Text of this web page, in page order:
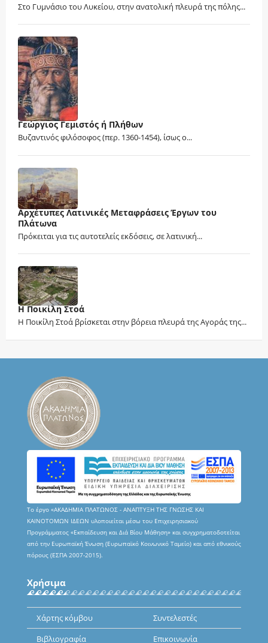
Στο Γυμνάσιο του Λυκείου, στην ανατολική πλευρά της πόλης...
Γεώργιος Γεμιστός ή Πλήθων
Βυζαντινός φιλόσοφος (περ. 1360-1454), ίσως ο...
Αρχέτυπες Λατινικές Μεταφράσεις Έργων του
Πλάτωνα
Πρόκειται για τις αυτοτελείς εκδόσεις, σε λατινική...
Η Ποικίλη Στοά
Η Ποικίλη Στοά βρίσκεται στην βόρεια πλευρά της Αγοράς της...
Το έργο «ΑΚΑΔΗΜΙΑ ΠΛΑΤΩΝΟΣ - ΑΝΑΠΤΥΞΗ ΤΗΣ ΓΝΩΣΗΣ ΚΑΙ
ΚΑΙΝΟΤΟΜΩΝ ΙΔΕΩΝ υλοποιείται μέσω του Επιχειρησιακού
Προγράμματος «Εκπαίδευση και Διά Βίου Μάθηση» και συγχρηματοδοτείται
από την Ευρωπαϊκή Ένωση (Ευρωπαϊκό Κοινωνικό Ταμείο) και από εθνικούς
πόρους (ΕΣΠΑ 2007-2015).
Χρήσιμα
Χάρτης κόμβου
Συντελεστές
Βιβλιογραφία
Επικοινωνία